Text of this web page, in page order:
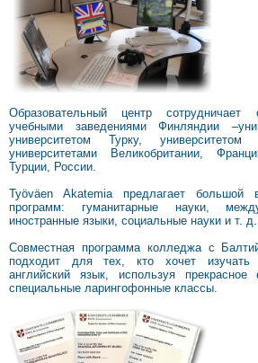
Образовательный центр
учебными заведениями Финляндии
университетом Турку,
университетами Великобритании,
Турции, России.
Työväen Akatemia предлагает большой
программ: гуманитарные науки,
иностранные языки, социальные науки и т. д.
Совместная программа колледжа с
подходит для тех, кто хочет изучать
английский язык, используя
специальные ларингофонные классы.